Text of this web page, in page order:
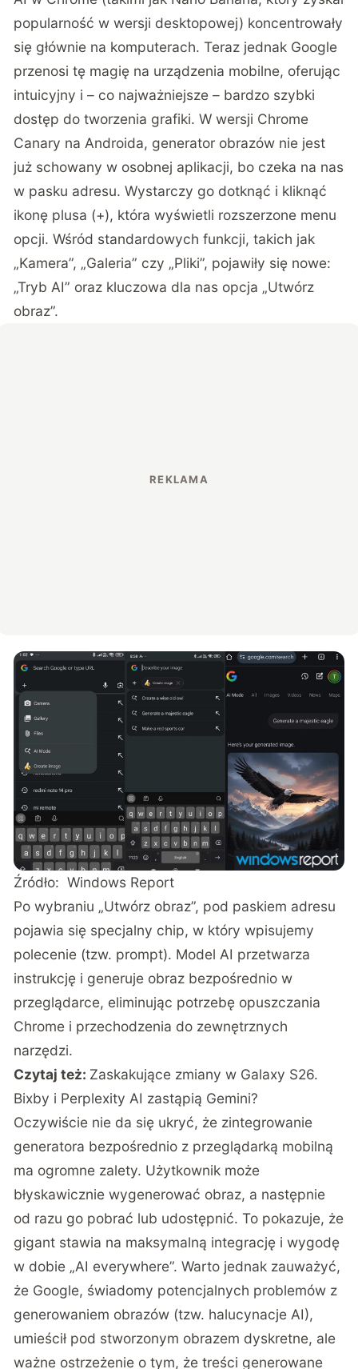
popularność w wersji desktopowej) koncentrowały
się głównie na komputerach. Teraz jednak Google
przenosi tę magię na urządzenia mobilne, oferując
intuicyjny i – co najważniejsze – bardzo szybki
dostęp do tworzenia grafiki. W wersji Chrome
Canary na Androida, generator obrazów nie jest
już schowany w osobnej aplikacji, bo czeka na nas
w pasku adresu. Wystarczy go dotknąć i kliknąć
ikonę plusa (+), która wyświetli rozszerzone menu
opcji. Wśród standardowych funkcji, takich jak
„Kamera”, „Galeria” czy „Pliki”, pojawiły się nowe:
„Tryb AI” oraz kluczowa dla nas opcja „Utwórz
obraz”.
Źródło:Windows Report
Po wybraniu „Utwórz obraz”, pod paskiem adresu
pojawia się specjalny chip, w który wpisujemy
polecenie (tzw. prompt). Model AI przetwarza
instrukcję i generuje obraz bezpośrednio w
przeglądarce, eliminując potrzebę opuszczania
Chrome i przechodzenia do zewnętrznych
narzędzi.
Czytaj też: Zaskakujące zmiany w Galaxy S26.
Bixby i Perplexity AI zastąpią Gemini?
Oczywiście nie da się ukryć, że zintegrowanie
generatora bezpośrednio z przeglądarką mobilną
ma ogromne zalety. Użytkownik może
błyskawicznie wygenerować obraz, a następnie
od razu go pobrać lub udostępnić. To pokazuje, że
gigant stawia na maksymalną integrację i wygodę
w dobie „AI everywhere”. Warto jednak zauważyć,
że Google, świadomy potencjalnych problemów z
generowaniem obrazów (tzw. halucynacje AI),
umieścił pod stworzonym obrazem dyskretne, ale
ważne ostrzeżenie o tym, że treści generowane